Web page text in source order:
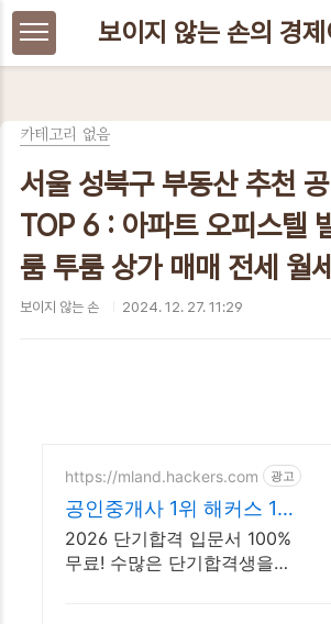
본문 바로가기
보이지 않는 손의 경제
카테고리 없음
서울 성북구 부동산 추천
TOP 6 : 아파트 오피스텔
룸 투룸 상가 매매 전세 월세
보이지 않는 손 2024. 12. 27. 11:29
https://mland.hackers.com 광고
공인중개사 1위 해커스 10
명 중 9명 1년내 합격
2026 단기합격 입문서 100%
무료! 수많은 단기합격생을